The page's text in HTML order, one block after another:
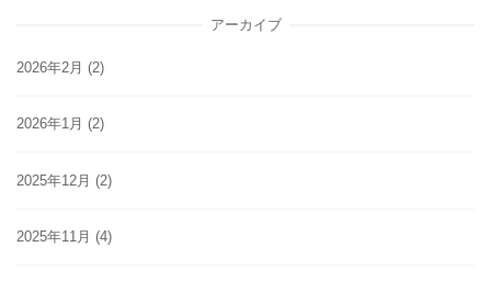
アーカイブ
2026年2月 (2)
2026年1月 (2)
2025年12月 (2)
2025年11月 (4)